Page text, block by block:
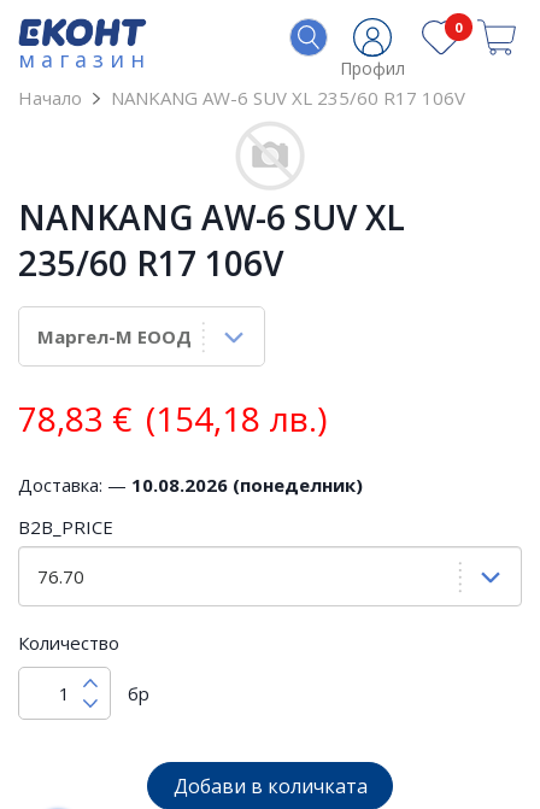
магазин Профил
0
Начало NANKANG AW-6 SUV XL 235/60 R17 106V
NANKANG AW-6 SUV XL
235/60 R17 106V
78,83 € (154,18 лв.)
Доставка: — 10.08.2026 (понеделник)
B2B_PRICE
Количество
бр
Добави в количката